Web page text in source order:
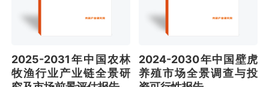
2025-2031年中国农林
牧渔行业产业链全景研
2024-2030年中国壁虎
养殖市场全景调查与投